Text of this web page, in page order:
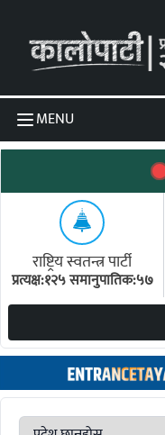
MENU
राष्ट्रिय स्वतन्त्र पार्टी
प्रत्यक्ष:१२५ समानुपातिक:५७